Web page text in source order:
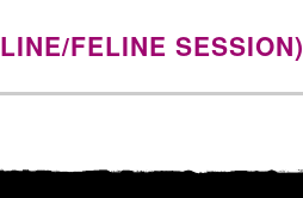
FELINE SESSION)